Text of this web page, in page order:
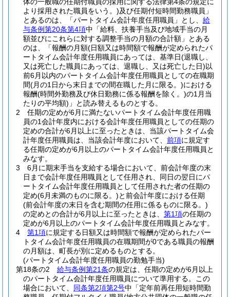
より採用された職員をいう。)及び任期付短時間勤務職員」
とあるのは、「パートタイム会計年度任用職員」とし、 給
与条例第20条第4項中「給料、扶養手当及び地域手当の月
額並びにこれらに対する調整手当の月額の合計額」とある
のは、「報酬の月額(日額又は時間額で報酬が定められたパ
ートタイム会計年度任用職員にあっては、基準日(退職し、
又は死亡した職員にあっては、退職し、又は死亡した日)以
前6月以内のパートタイム会計年度任用職員としての在職期
間(月の1日から末日までの間在職した月に限る。)における
報酬(時間外勤務及び休日勤務に係る報酬を除く。)の1月当
たりの平均額) 」と読み替えるものとする。
2
任期の定めが6月に満たないパートタイム会計年度任用職
員の1会計年度内における会計年度任用職員としての任期の
定めの合計が6月以上に至ったときは、当該パートタイム会
計年度任用職員は、当該会計年度において、 前項に規定す
る任期の定めが6月以上のパートタイム会計年度任用職員と
みなす。
3
6月に期末手当を支給する場合において、前会計年度の末
日まで会計年度任用職員として任用され、同日の翌日にパ
ートタイム会計年度任用職員として任用された者の任期の
定め(6月未満のものに限る。)と前会計年度における任期
(前会計年度の末日を含む期間の任用に係るものに限る。)
の定めとの合計が6月以上に至ったときは、 第1項の任期の
定めが6月以上のパートタイム会計年度任用職員とみなす。
4
第1項に規定する日額又は時間額で報酬が定められたパー
トタイム会計年度任用職員の在職期間が0である職員の報酬
の月額は、町長が別に定めるものとする。
(パートタイム会計年度任用職員の勤勉手当)
第18条の2
給与条例第21条の規定は、任期の定めが6月以上
のパートタイム会計年度任用職員について準用する。
この
場合において、 同条第2項第2号中「定年前再任用短時間勤